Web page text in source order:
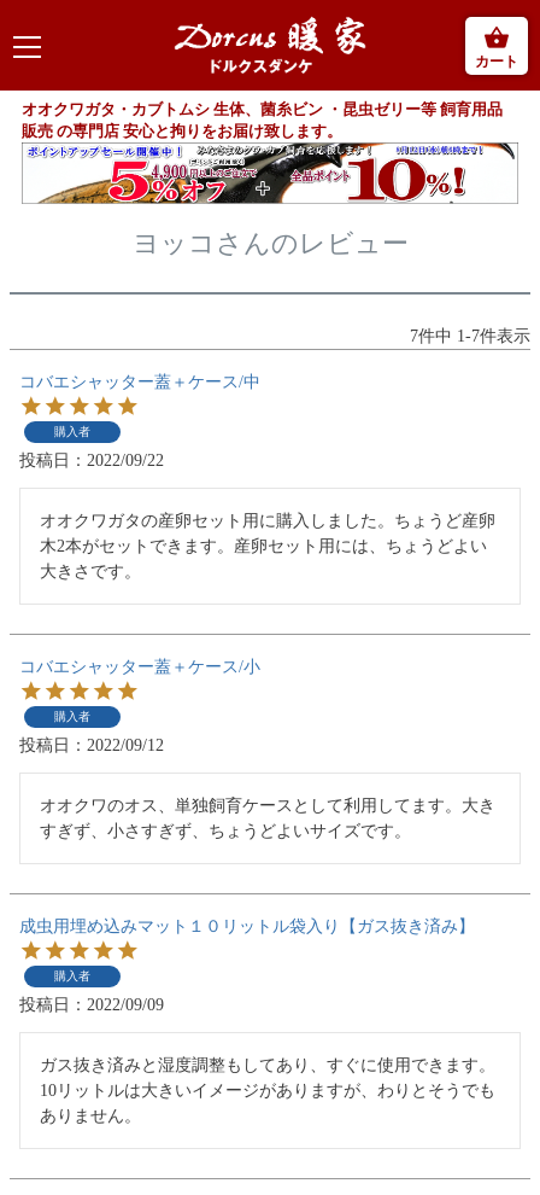
カート
オオクワガタ・カブトムシ 生体、菌糸ビン ・昆虫ゼリー等 飼育用品
販売 の専門店 安心と拘りをお届け致します。
ヨッコさんのレビュー
7件中 1 -7件表示
コバエシャッター蓋＋ケース/中
購入者
投稿日 2022/09/22
オオクワガタの産卵セット用に購入しました。ちょうど産卵
木2本がセットできます。産卵セット用には、ちょうどよい
大きさです。
コバエシャッター蓋＋ケース/小
購入者
投稿日 2022/09/12
オオクワのオス、単独飼育ケースとして利用してます。大き
すぎず、小さすぎず、ちょうどよいサイズです。
成虫用埋め込みマット１０リットル袋入り【ガス抜き済み】
購入者
投稿日 2022/09/09
ガス抜き済みと湿度調整もしてあり、すぐに使用できます。
10リットルは大きいイメージがありますが、わりとそうでも
ありません。